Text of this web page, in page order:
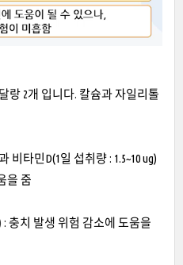
랑 2개 입니다. 칼슘과 자일리톨
비타민D(1일 섭취량 : 1.5~10 ug)
을 줌
: 충치 발생 위험 감소에 도움을